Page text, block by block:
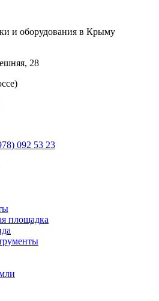
и оборудования в Крыму
28
092 53 23
площадка